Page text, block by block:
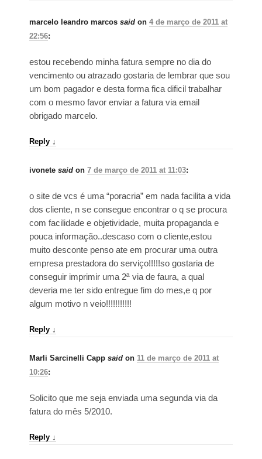
marcelo leandro marcos said on 4 de março de 2011 at
22:56:
estou recebendo minha fatura sempre no dia do
vencimento ou atrazado gostaria de lembrar que sou
um bom pagador e desta forma fica dificil trabalhar
com o mesmo favor enviar a fatura via email
obrigado marcelo.
Reply ↓
ivonete said on 7 de março de 2011 at 11:03:
o site de vcs é uma “poracria” em nada facilita a vida
dos cliente, n se consegue encontrar o q se procura
com facilidade e objetividade, muita propaganda e
pouca informação..descaso com o cliente,estou
muito desconte penso ate em procurar uma outra
empresa prestadora do serviço!!!!!so gostaria de
conseguir imprimir uma 2ª via de faura, a qual
deveria me ter sido entregue fim do mes,e q por
algum motivo n veio!!!!!!!!!!!
Reply ↓
Marli Sarcinelli Capp said on 11 de março de 2011 at
10:26:
Solicito que me seja enviada uma segunda via da
fatura do mês 5/2010.
Reply ↓